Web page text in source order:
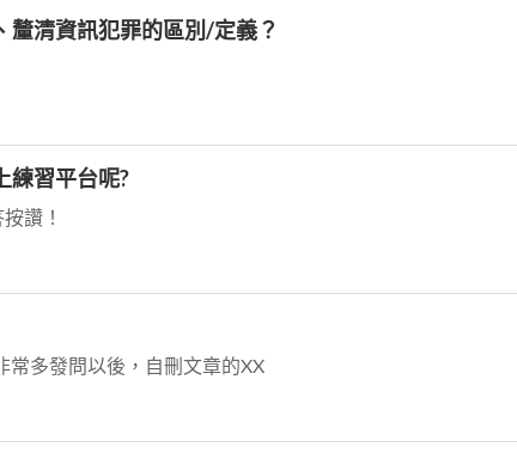
釐清資訊犯罪的區別/定義？
練習平台呢?
讚！
多發問以後，自刪文章的XX